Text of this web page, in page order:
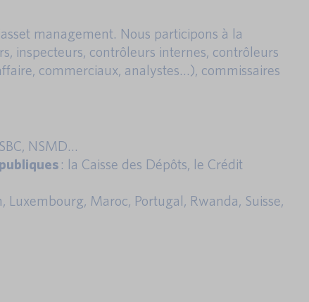
management. Nous participons à la
inspecteurs, contrôleurs internes, contrôleurs
commerciaux, analystes…), commissaires
NSMD…
: la Caisse des Dépôts, le Crédit
Maroc, Portugal, Rwanda, Suisse,